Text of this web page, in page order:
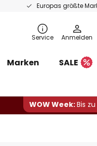
Europas größte
Service Anmelden
Marken
SALE
WOW Week:Bis